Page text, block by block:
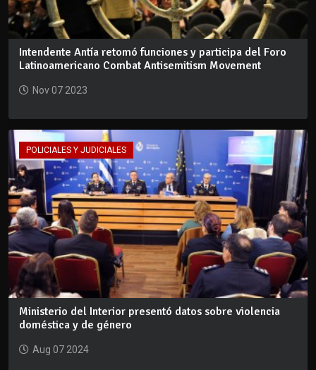
Intendente Antía retomó funciones y participa del Foro
Latinoamericano Combat Antisemitism Movement
Nov 07 2023
POLICIALES Y JUDICIALES
Ministerio del Interior presentó datos sobre violencia
doméstica y de género
Aug 07 2024